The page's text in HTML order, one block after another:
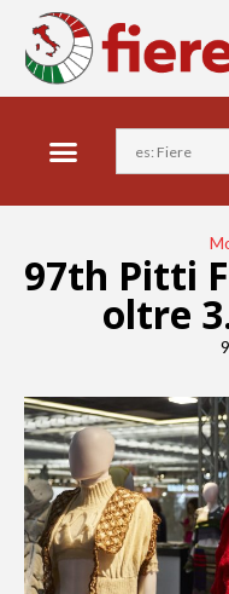
97th Pitti
oltre